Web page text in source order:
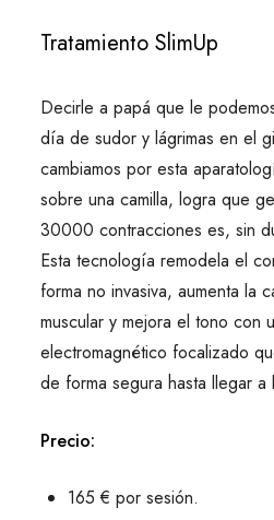
Tratamiento SlimUp
Decirle a papá que le
día de sudor y lágrimas en el
cambiamos por esta
sobre una camilla, logra que
30000 contracciones es, sin
Esta tecnología remodela el
forma no invasiva, aumenta la
muscular y mejora el tono con
electromagnético focalizado
de forma segura hasta llegar a
Precio:
165 € por sesión.